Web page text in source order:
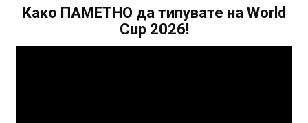
Како ПАМЕТНО да типувате на World
Cup 2026!